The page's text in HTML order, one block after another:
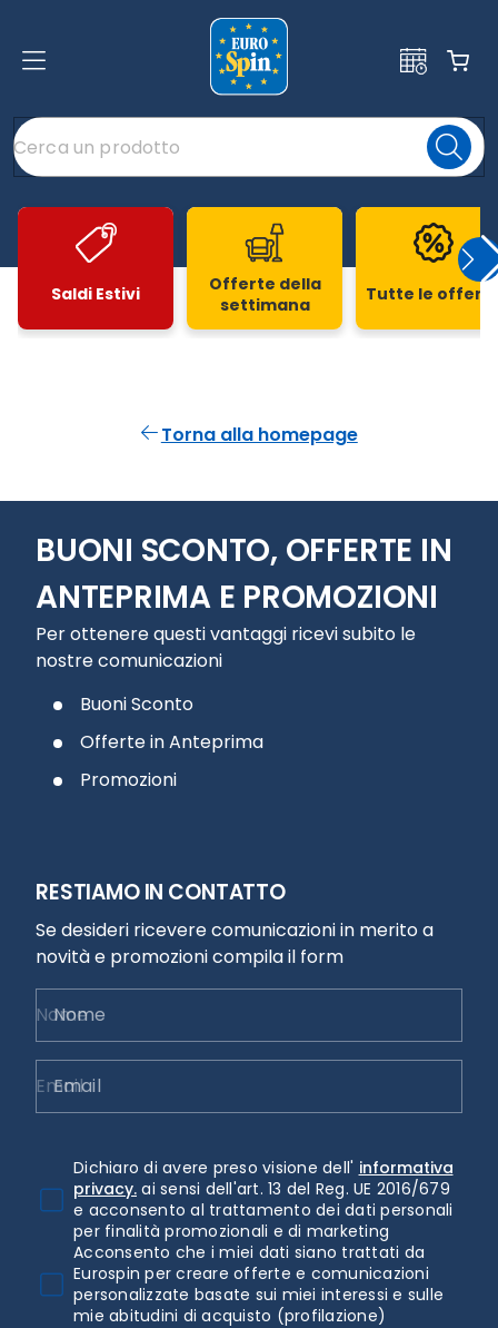
Saldi Estivi
Offerte della
settimana
Tutte le
Torna alla homepage
BUONI SCONTO, OFFERTE IN
ANTEPRIMA E PROMOZIONI
Per ottenere questi vantaggi ricevi subito le
nostre comunicazioni
Buoni Sconto
Offerte in Anteprima
Promozioni
RESTIAMO IN CONTATTO
Se desideri ricevere comunicazioni in merito a
novità e promozioni compila il form
Nome
Email
Dichiaro di avere preso visione dell' informativa
privacy. ai sensi dell'art. 13 del Reg. UE 2016/679
e acconsento al trattamento dei dati personali
per finalità promozionali e di marketing
Acconsento che i miei dati siano trattati da
Eurospin per creare offerte e comunicazioni
personalizzate basate sui miei interessi e sulle
mie abitudini di acquisto (profilazione)